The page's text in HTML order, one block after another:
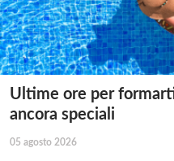
Ultime ore per
ancora speciali
05 agosto 2026